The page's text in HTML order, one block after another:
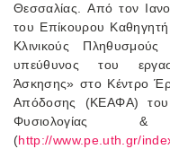
Θεσσαλίας. Από τον
του Επίκουρου Καθηγητή
Κλινικούς
υπεύθυνος του
Άσκησης» στο Κέντρο
Απόδοσης (ΚΕΑΦΑ) του
Φυσιολογίας &
(http://www.pe.uth.gr/